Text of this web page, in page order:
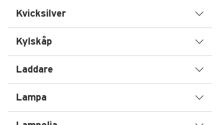
Kvicksilver
Kylskåp
Laddare
Lampa